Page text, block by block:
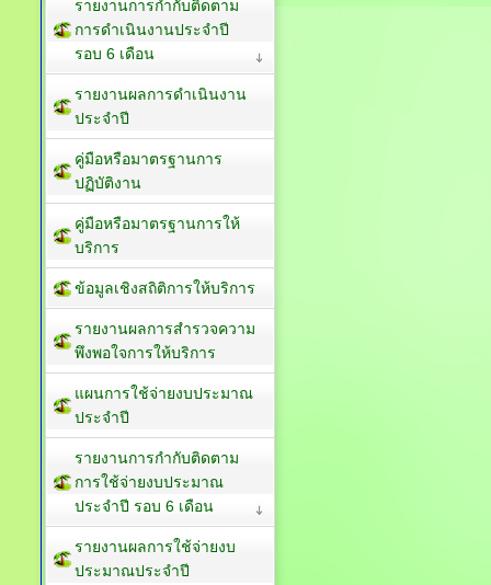
รายงานการกำกับติดตาม
การดำเนินงานประจำปี
รอบ 6 เดือน
รายงานผลการดำเนินงาน
ประจำปี
คู่มือหรือมาตรฐานการ
ปฏิบัติงาน
คู่มือหรือมาตรฐานการให้
บริการ
ข้อมูลเชิงสถิติการให้บริการ
รายงานผลการสำรวจความ
พึงพอใจการให้บริการ
แผนการใช้จ่ายงบประมาณ
ประจำปี
รายงานการกำกับติดตาม
การใช้จ่ายงบประมาณ
ประจำปี รอบ 6 เดือน
รายงานผลการใช้จ่ายงบ
ประมาณประจำปี